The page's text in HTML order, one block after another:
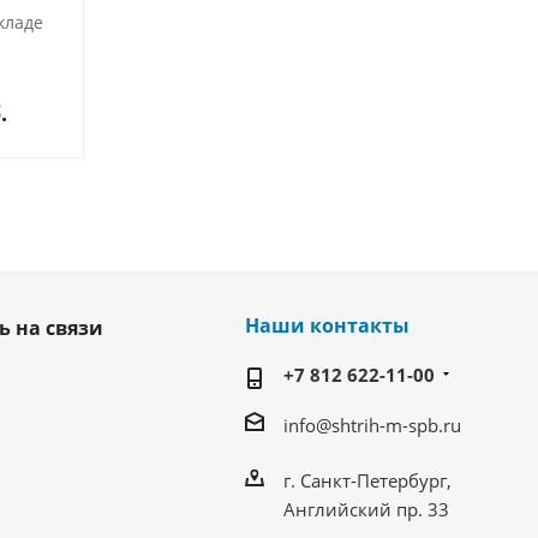
на связи Наши контакты
+7 812 622-11-00
info@shtrih-m-spb.ru
г. Санкт-Петербург,
Английский пр. 33